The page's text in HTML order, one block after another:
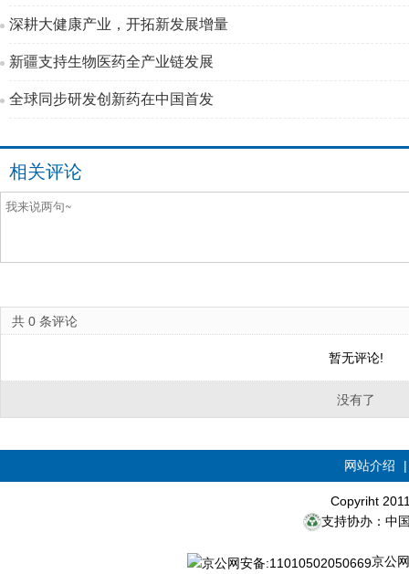
深耕大健康产业，开拓新发展增量
新疆支持生物医药全产业链发展
全球同步研发创新药在中国首发
相关评论
共 0 条评论
暂无评论!
没有了
网站介绍
Copyriht
支持协办：中
京公